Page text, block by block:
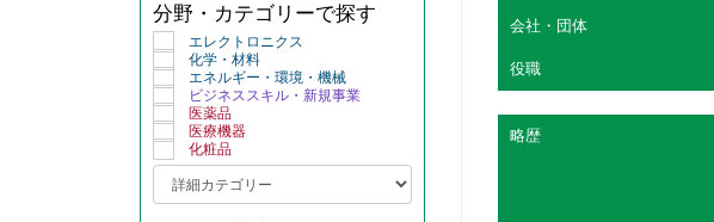
会社・団体
役職
略歴
分野・カテゴリーで探す
エレクトロニクス
化学・材料
エネルギー・環境・機械
ビジネススキル・新規事業
医薬品
医療機器
化粧品